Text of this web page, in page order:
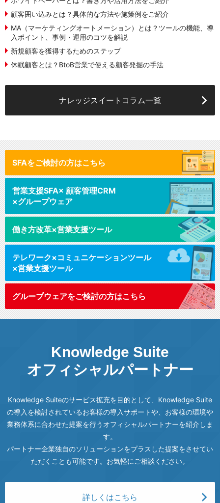
顧客囲い込みとは？具体的な方法や施策例をご紹介
MA（マーケティングオートメーション）とは？ツールの機能、導
入ポイント、事例・運用のコツを解説
新規顧客を獲得するためのステップ
休眠顧客とは？BtoB営業で使える顧客発掘の手法
ナレッジスイートコラム一覧
SFAをご検討の方はこちら
営業支援SFA× 顧客管理CRM
×グループウェア
働き方改革×営業支援ツール
テレワーク×コミュニケーションツール
×営業支援ツール
グループウェアをご検討の方はこちら
Knowledge Suite
オフィシャルパートナー
Knowledge Suiteのサービス拡充を目的として、Knowledge Suite
の導入を検討されているお客様の導入サポートや、 お客様の環境や
業務体系に合わせた提案を行うオフィシャルパートナーを紹介しま
す。
パートナー企業独自のソリューションをプラスした提案をさせてい
ただくことも可能です。お気軽にご相談ください。
詳しくはこちら